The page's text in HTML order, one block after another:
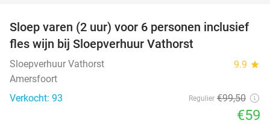
41%
Sloep varen (2 uur) voor 6 personen inclusief
fles wijn bij Sloepverhuur Vathorst
Sloepverhuur Vathorst 9.9 star
Amersfoort
Verkocht: 93
Regulier €99,50
€59